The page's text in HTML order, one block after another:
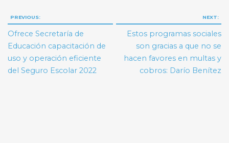
Navegación
de
entradas
PREVIOUS:
Ofrece Secretaría de
Educación capacitación de
uso y operación eficiente
del Seguro Escolar 2022
NEXT:
Estos programas sociales
son gracias a que no se
hacen favores en multas y
cobros: Darío Benítez